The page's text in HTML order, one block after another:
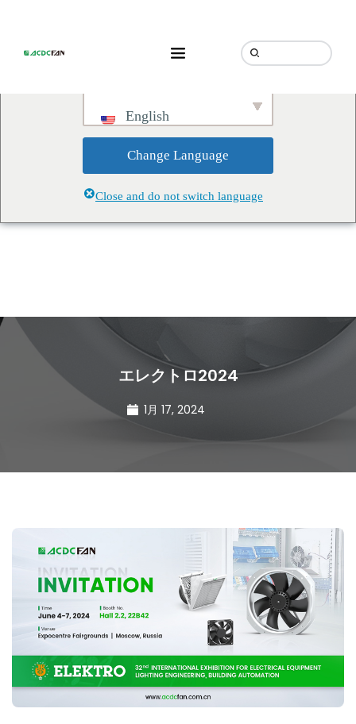
speaking a different language.
Do you want to change to:
English
Change Language
Close and do not switch language
エレクトロ2024
1月 17, 2024